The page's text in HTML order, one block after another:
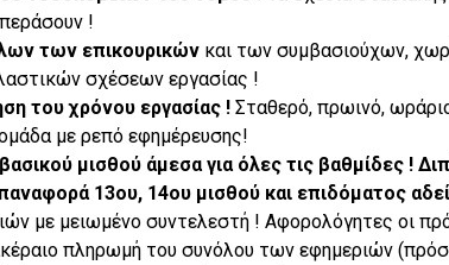
!
των επικουρικώνκαι των συμβασιούχων,
σχέσεων εργασίας !
του χρόνου εργασίας ! Σταθερό, πρωινό,
με ρεπό εφημέρευσης!
μισθού άμεσα για όλες τις βαθμίδες !
13ου, 14ου μισθού και επιδόματος
με μειωμένο συντελεστή ! Αφορολόγητες οι
πληρωμή του συνόλου των εφημεριών